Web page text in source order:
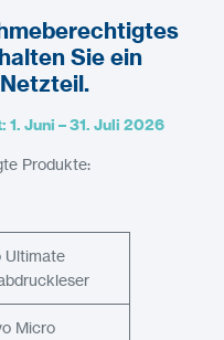
Sie ein
Juni – 31. Juli 2026
Produkte:
Ultimate
Micro